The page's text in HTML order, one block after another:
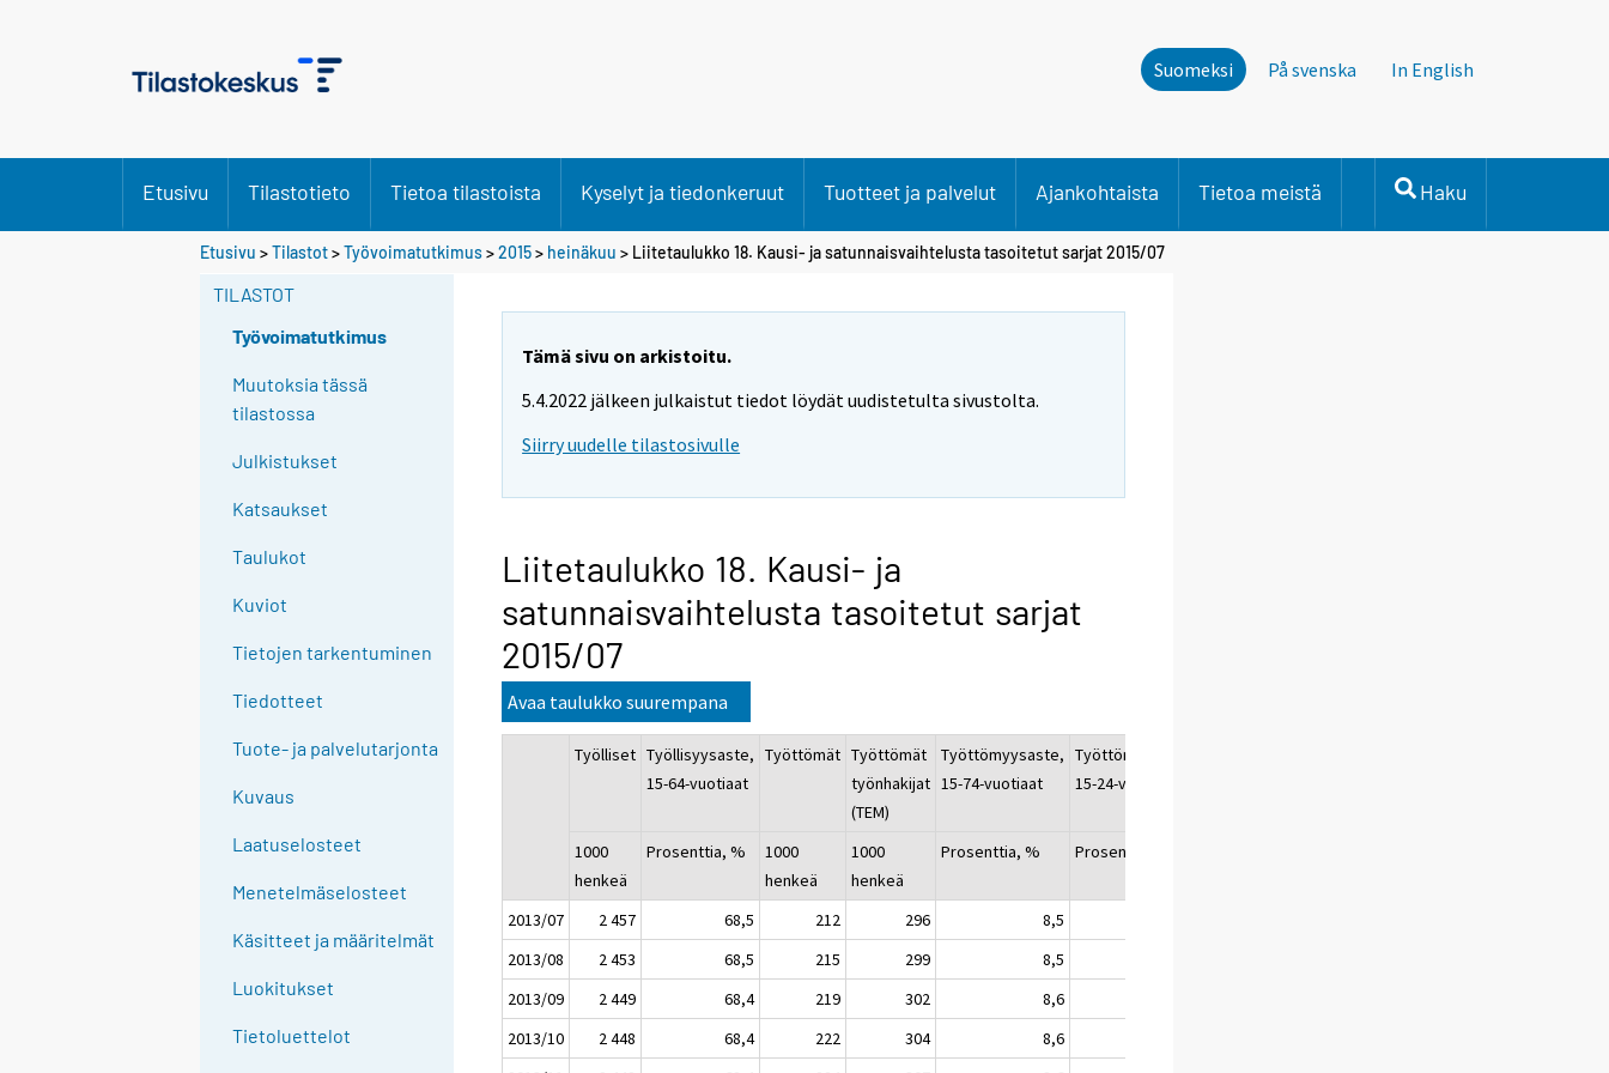
Suomeksi På svenska In English
Etusivu Tilastotieto Tietoa tilastoista Kyselyt ja tiedonkeruut Tuotteet ja palvelut Ajankohtaista Tietoa meistä Haku
Etusivu >Tilastot>Työvoimatutkimus>2015> heinäkuu > Liitetaulukko 18. Kausi- ja satunnaisvaihtelusta tasoitetut sarjat 2015/07
TILASTOT
Työvoimatutkimus
Muutoksia tässä
tilastossa
Julkistukset
Katsaukset
Taulukot
Kuviot
Tietojen tarkentuminen
Tiedotteet
Tuote- ja palvelutarjonta
Kuvaus
Laatuselosteet
Menetelmäselosteet
Käsitteet ja määritelmät
Luokitukset
Tietoluettelot
Tämä sivu on arkistoitu.
5.4.2022 jälkeen julkaistut tiedot löydät uudistetulta sivustolta.
Siirry uudelle tilastosivulle
Liitetaulukko 18. Kausi- ja
satunnaisvaihtelusta tasoitetut sarjat
2015/07
Avaa taulukko suurempana
Työlliset Työllisyysaste,
15-64-vuotiaat
Työttömät Työttömät
työnhakijat
(TEM)
Työttömyysaste,
15-74-vuotiaat
Työttömyysaste,
15-24-vuotiaat
1000
henkeä
Prosenttia, %
1000
henkeä
1000
henkeä
Prosenttia, % Prosenttia, %
2013/07 2 457 68,5 212 296 8,5
2013/08
2 453 68,5 215 299 8,5
2013/09
2 449 68,4 219 302 8,6
2013/10
2 448 68,4 222 304 8,6